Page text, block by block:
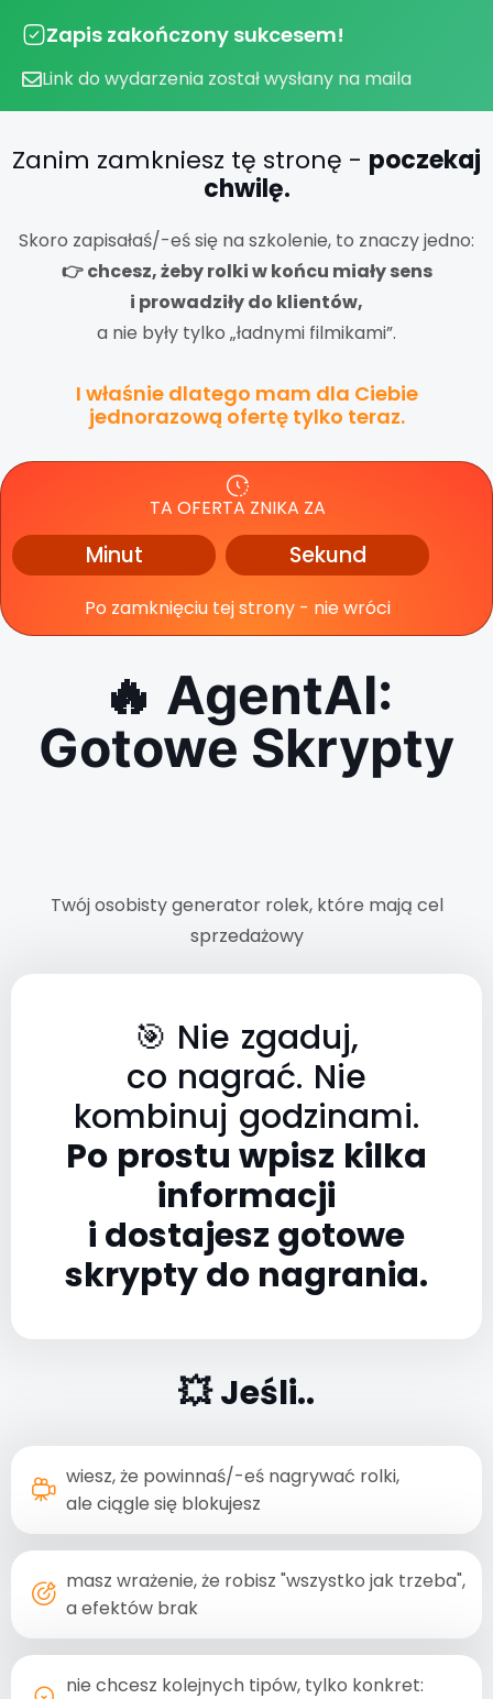
Zapis zakończony sukcesem!
Link do wydarzenia został wysłany na maila
Zanim zamkniesz tę stronę - poczekaj
chwilę.
Skoro zapisałaś/-eś się na szkolenie, to znaczy jedno:
👉 chcesz, żeby rolki w końcu miały sens
i prowadziły do klientów,
a nie były tylko „ładnymi filmikami”.
I właśnie dlatego mam dla Ciebie
jednorazową ofertę tylko teraz.
TA OFERTA ZNIKA ZA
Minut Sekund
Po zamknięciu tej strony - nie wróci
🔥 AgentAI:
Gotowe Skrypty
Twój osobisty generator rolek, które mają cel
sprzedażowy
🎯 Nie zgaduj,
co nagrać. Nie
kombinuj godzinami.
Po prostu wpisz kilka
informacji
i dostajesz gotowe
skrypty do nagrania.
💥 Jeśli..
wiesz, że powinnaś/-eś nagrywać rolki,
ale ciągle się blokujesz
masz wrażenie, że robisz "wszystko jak trzeba",
a efektów brak
nie chcesz kolejnych tipów, tylko konkret: